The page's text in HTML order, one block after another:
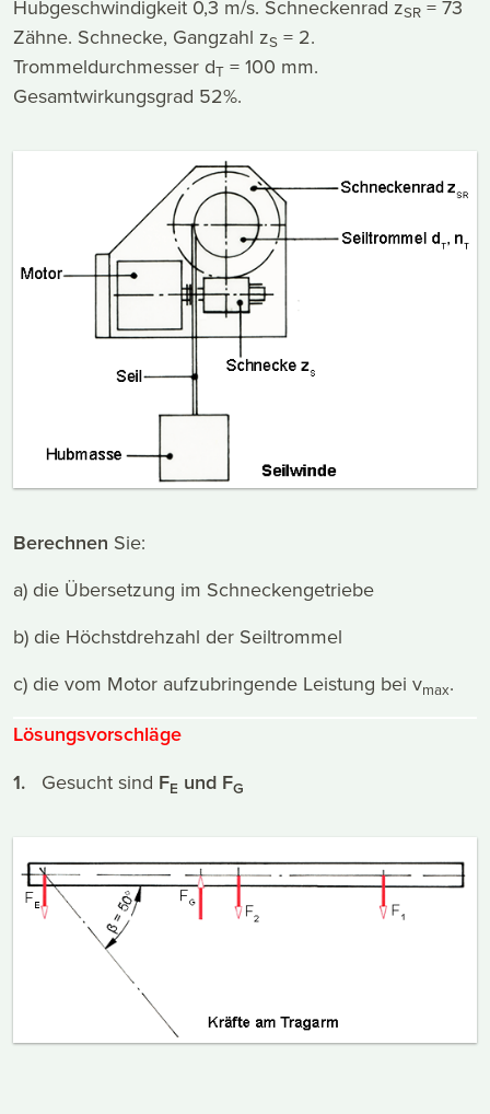
Hubgeschwindigkeit 0,3 m/s. Schneckenrad zSR = 73
Zähne. Schnecke, Gangzahl zS = 2.
Trommeldurchmesser dT = 100 mm.
Gesamtwirkungsgrad 52%.
Berechnen Sie:
a) die Übersetzung im Schneckengetriebe
b) die Höchstdrehzahl der Seiltrommel
c) die vom Motor aufzubringende Leistung bei vmax.
Lösungsvorschläge
1. Gesucht sind FE und FG